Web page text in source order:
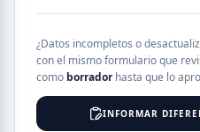
¿Datos incompletos o
con el mismo formulario que
como borradorhasta que lo
INFORMAR